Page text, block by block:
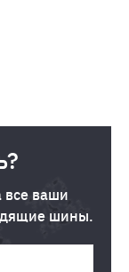
все ваши
шины.